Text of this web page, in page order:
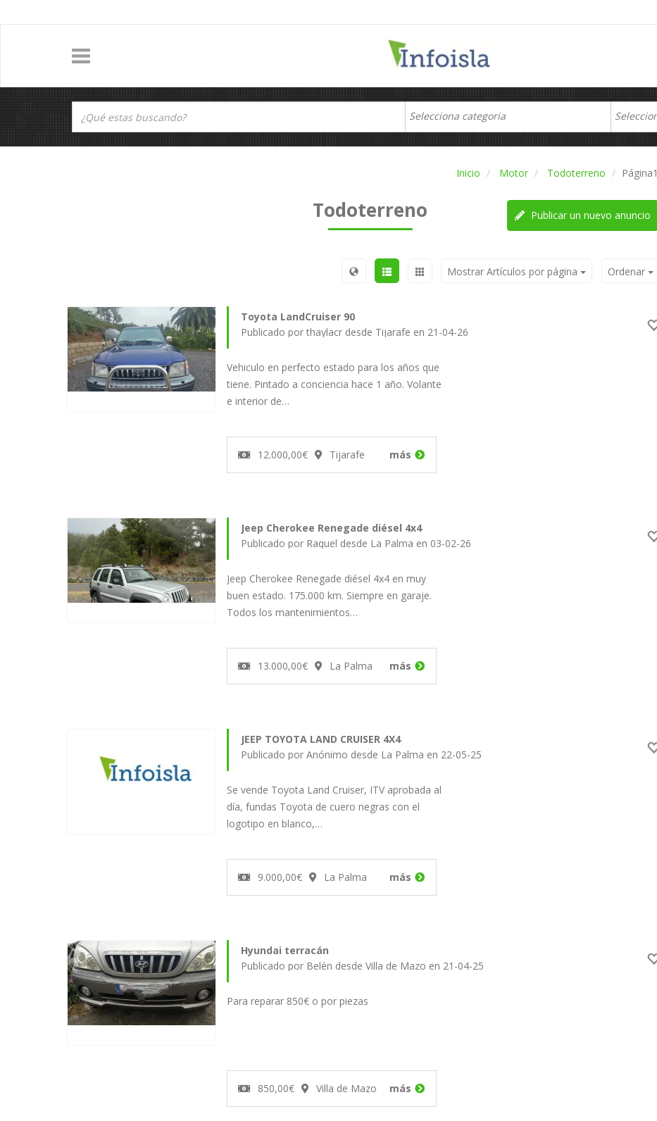
Inicio Motor Todoterreno Página1
Todoterreno Publicar un nuevo anuncio
Ordenar
Mostrar Artículos por página
Toyota LandCruiser 90
Publicado por thaylacr desde Tijarafe en 21-04-26
Vehiculo en perfecto estado para los años que
tiene. Pintado a conciencia hace 1 año. Volante
e interior de…
12.000,00€ Tijarafe más
Jeep Cherokee Renegade diésel 4x4
Publicado por Raquel desde La Palma en 03-02-26
Jeep Cherokee Renegade diésel 4x4 en muy
buen estado. 175.000 km. Siempre en garaje.
Todos los mantenimientos…
13.000,00€ La Palma más
JEEP TOYOTA LAND CRUISER 4X4
Publicado por Anónimo desde La Palma en 22-05-25
Se vende Toyota Land Cruiser, ITV aprobada al
día, fundas Toyota de cuero negras con el
logotipo en blanco,…
9.000,00€ La Palma más
Hyundai terracán
Publicado por Belén desde Villa de Mazo en 21-04-25
Para reparar 850€ o por piezas
850,00€ Villa de Mazo más